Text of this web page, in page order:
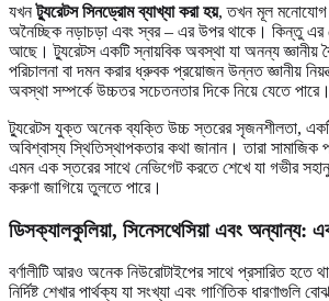
যখনট্যুরেটস সিনড্রোম ব্যাখ্যা করা হয়, তখন মূল মনোযোগ
অনৈচ্ছিক নড়াচড়া এবং স্বর – এর উপর থাকে। কিন্তু এর
আছে। ট্যুরেটস একটি স্নায়বিক অবস্থা যা অনন্য জ্ঞানীয়
পরিচালনা বা দমন করার ধ্রুবক প্রয়োজন উন্নত জ্ঞানীয়
অবস্থা সম্পর্কে উচ্চতর সচেতনতার দিকে নিয়ে যেতে পারে।
ট্যুরেটস যুক্ত অনেক ব্যক্তি উচ্চ স্তরের সৃজনশীলতা,
অবিশ্বাস্য স্থিতিস্থাপকতার কথা জানান। তারা সামাজিক
এমন এক স্তরের সাথে নেভিগেট করতে শেখে যা গভীর
করুণা জাগিয়ে তুলতে পারে।
ডিসক্যালকুলিয়া, সিনেসথেসিয়া এবং অন্যান্য:
বর্ণালীটি আরও অনেক নিউরোটাইপের সাথে প্রসারিত হতে
নির্দিষ্ট শেখার পার্থক্য যা সংখ্যা এবং গাণিতিক ধারণাগুলি